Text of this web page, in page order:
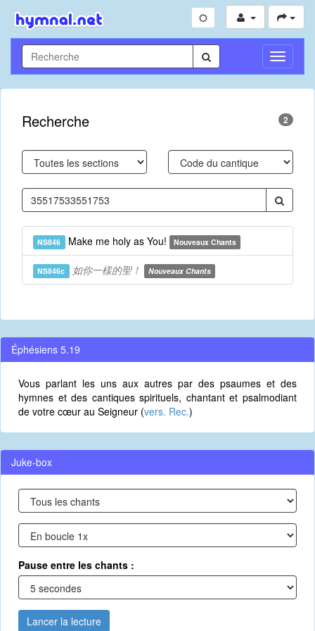
Toggle
Recherche 2
NS846 Make me holy as You! Nouveaux Chants
NS846c 如你一樣的聖！ Nouveaux Chants
Éphésiens 5.19
Vous parlant les uns aux autres par des psaumes et des
hymnes et des cantiques spirituels, chantant et psalmodiant
de votre cœur au Seigneur (vers. Rec.)
Juke-box
Pause entre les chants :
Lancer la lecture